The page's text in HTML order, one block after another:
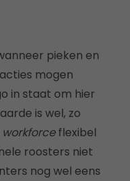
pieken en
mogen
in staat om hier
is wel, zo
workforceflexibel
roosters niet
nog wel eens